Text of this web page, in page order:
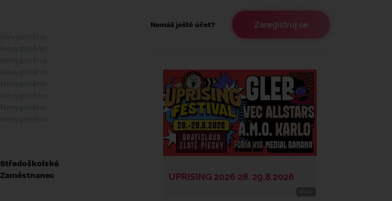
Středoškolské
Zaměstnanec
Nemáš ještě účet? Zaregistruj se